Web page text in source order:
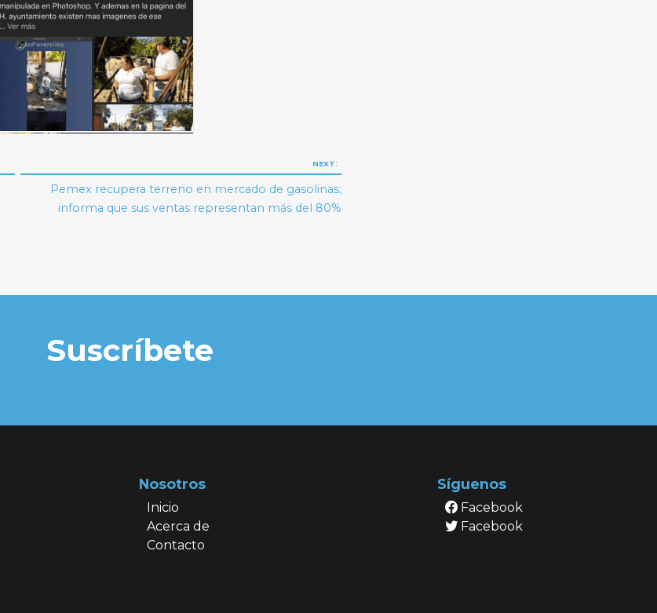
NEXT:
Pemex recupera terreno en mercado de gasolinas;
informa que sus ventas representan más del 80%
Suscríbete
Nosotros
Inicio
Acerca de
Contacto
Síguenos
Facebook
Facebook